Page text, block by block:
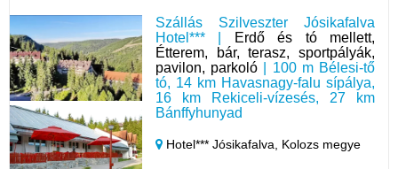
Szállás Szilveszter Jósikafalva
Hotel*** |
Erdő és tó mellett,
Étterem, bár, terasz, sportpályák,
pavilon, parkoló | 100 m Bélesi-tő
tó, 14 km Havasnagy-falu sípálya,
16 km Rekiceli-vízesés, 27 km
Bánffyhunyad
Hotel*** Jósikafalva, Kolozs megye